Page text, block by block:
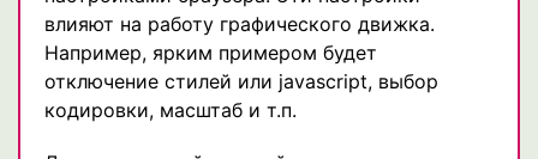
влияют на работу графического движка.
Например, ярким примером будет
отключение стилей или javascript, выбор
кодировки, масштаб и т.п.